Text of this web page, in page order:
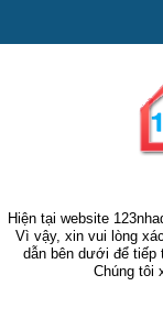
Hiện tại website
Vì vậy, xin vui lòng
dẫn bên dưới để tiếp
Chúng tôi